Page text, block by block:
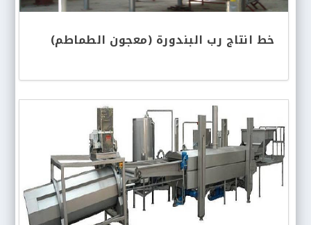
خط انتاج رب البندورة (معجون الطماطم)